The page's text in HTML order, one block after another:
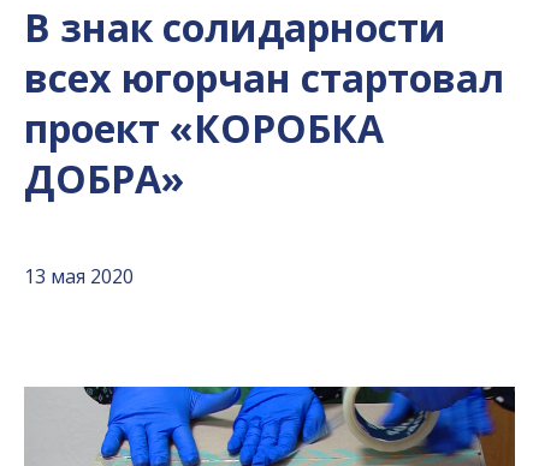
В знак солидарности
всех югорчан стартовал
проект «КОРОБКА
ДОБРА»
13 мая 2020